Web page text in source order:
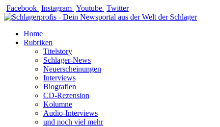
Zum
Inhalt
Facebook Instagram Youtube Twitter
Home
Rubriken
Titelstory
Schlager-News
Neuerscheinungen
Interviews
Biografien
CD-Rezension
Kolumne
Audio-Interviews
und noch viel mehr